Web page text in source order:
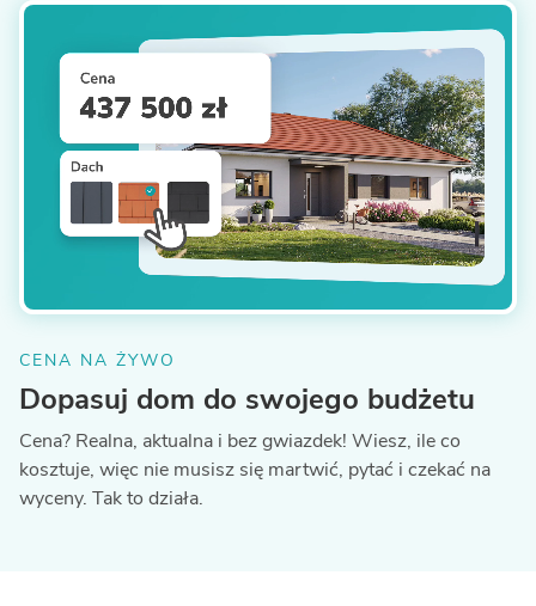
CENA NA ŻYWO
Dopasuj dom do swojego budżetu
Cena? Realna, aktualna i bez gwiazdek! Wiesz, ile co
kosztuje, więc nie musisz się martwić, pytać i czekać na
wyceny. Tak to działa.